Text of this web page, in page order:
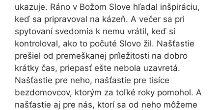
ukazuje. Ráno v Božom Slove hľadal inšpiráciu,
keď sa pripravoval na kázeň. A večer sa pri
spytovaní svedomia k nemu vrátil, keď si
kontroloval, ako to počuté Slovo žil. Našťastie
prešiel od premeškanej príležitosti na dobro
krátky čas, priepasť ešte nebola uzavretá.
Našťastie pre neho, našťastie pre tisíce
bezdomovcov, ktorým za toľké roky pomohol. A
našťastie aj pre nás, ktorí sa od neho môžeme